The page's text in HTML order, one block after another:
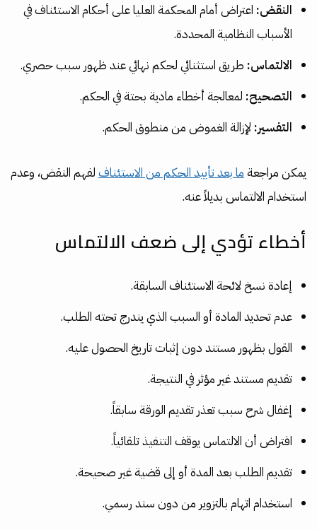
النقض: اعتراض أمام المحكمة العليا على أحكام الاستئناف في
الأسباب النظامية المحددة.
الالتماس: طريق استثنائي لحكم نهائي عند ظهور سبب حصري.
التصحيح: لمعالجة أخطاء مادية بحتة في الحكم.
التفسير: لإزالة الغموض من منطوق الحكم.
يمكن مراجعة ما بعد تأييد الحكم من الاستئناف لفهم النقض، وعدم
استخدام الالتماس بديلاً عنه.
أخطاء تؤدي إلى ضعف الالتماس
إعادة نسخ لائحة الاستئناف السابقة.
عدم تحديد المادة أو السبب الذي يندرج تحته الطلب.
القول بظهور مستند دون إثبات تاريخ الحصول عليه.
تقديم مستند غير مؤثر في النتيجة.
إغفال شرح سبب تعذر تقديم الورقة سابقاً.
افتراض أن الالتماس يوقف التنفيذ تلقائياً.
تقديم الطلب بعد المدة أو إلى قضية غير صحيحة.
استخدام اتهام بالتزوير من دون سند رسمي.